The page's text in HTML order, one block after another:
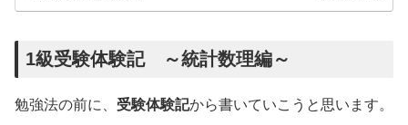
1級受験体験記 ～統計数理編～
勉強法の前に、 受験体験記から書いていこうと思います。